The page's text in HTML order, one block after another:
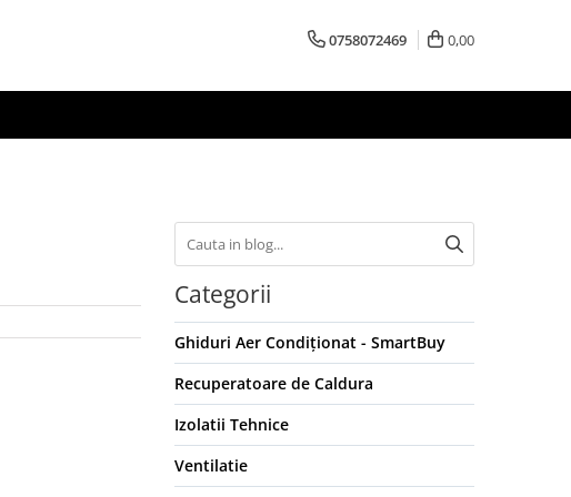
0758072469 0,00
Categorii
Ghiduri Aer Condiționat - SmartBuy
Recuperatoare de Caldura
Izolatii Tehnice
Ventilatie